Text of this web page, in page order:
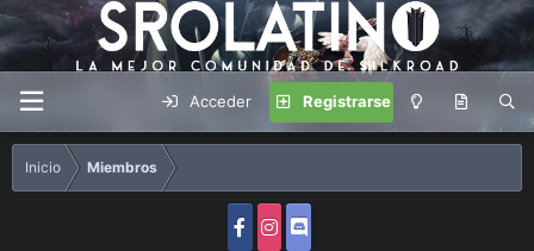
Acceder Registrarse
Inicio Miembros